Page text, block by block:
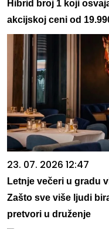
Hibrid broj 1 koji
akcijskoj ceni od
23. 07. 2026 12:47
Letnje večeri u gradu
Zašto sve više ljudi
pretvori u druženje